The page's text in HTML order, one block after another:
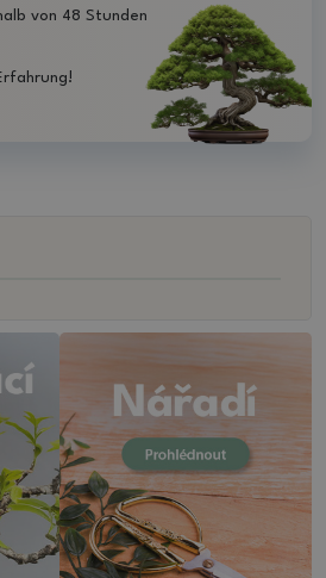
von 48 Stunden